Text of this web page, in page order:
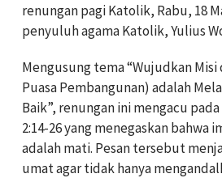
renungan pagi Katolik, Rabu, 18
penyuluh agama Katolik, Yulius
Mengusung tema “Wujudkan Misi
Puasa Pembangunan) adalah
Baik”, renungan ini mengacu
2:14-26 yang menegaskan bahwa
adalah mati. Pesan tersebut
umat agar tidak hanya